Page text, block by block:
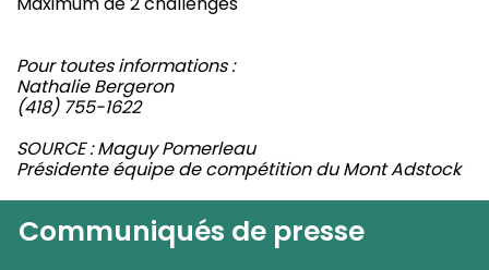
Pour toutes informations :
Nathalie Bergeron
(418) 755-1622
SOURCE : Maguy Pomerleau
Présidente équipe de compétition du Mont Adstock
Communiqués de presse